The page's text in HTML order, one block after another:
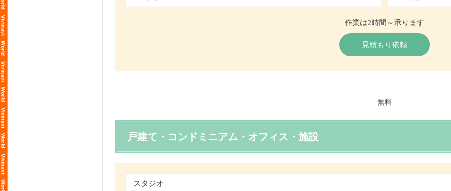
作業は2時間～承ります
見積もり依頼
戸建て・コンドミニアム・オフィス・施設
スタジオ